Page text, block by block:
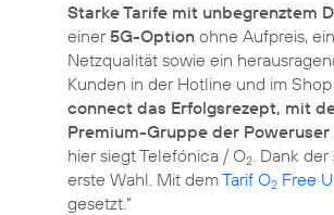
Starke Tarife mit unbegrenztem
einer5G-Option ohne Aufpreis,
Netzqualität sowie ein
Kunden in der Hotline und im
connect das Erfolgsrezept, mit
Premium-Gruppe der
hier siegt Telefónica / O2. Dank
erste Wahl. Mit demTarif O2 Free
gesetzt.“